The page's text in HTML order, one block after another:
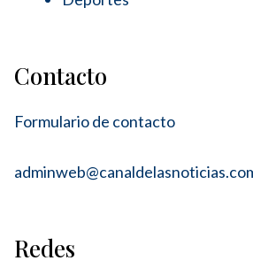
Contacto
Formulario de contacto
Redes